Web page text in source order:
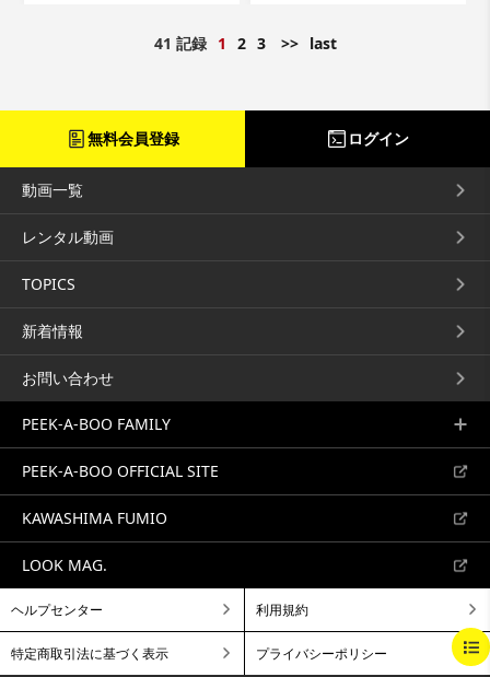
BEGINNING BREAKFAST
BRUNCH
41 記録 1 2 3 >> last
無料会員登録 ログイン
動画一覧
レンタル動画
TOPICS
新着情報
お問い合わせ
PEEK-A-BOO FAMILY
PEEK-A-BOO OFFICIAL SITE
KAWASHIMA FUMIO
LOOK MAG.
ヘルプセンター 利用規約
特定商取引法に基づく表示 プライバシーポリシー